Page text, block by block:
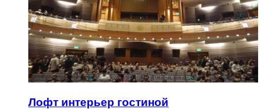
Лофт интерьер гостиной